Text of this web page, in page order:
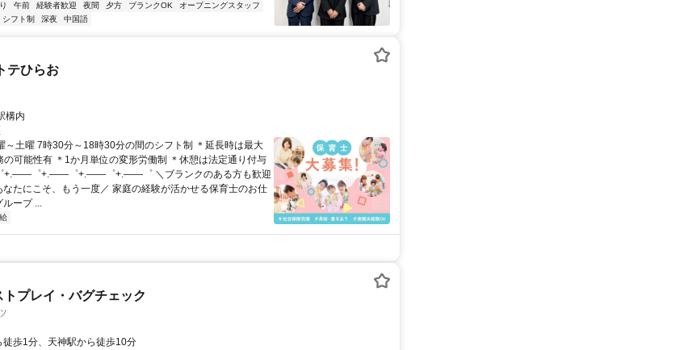
午前 経験者歓迎 夜間 夕方 ブランクOK
オープニングスタッフ
シフト制 深夜 中国語
テひらお
駅構内
～土曜 7時30分～18時30分の間のシフト制 ＊延長時は最大
可能性有 ＊1か月単位の変形労働制 ＊休憩は法定通り付与
+.――゜+.――゜+.――゜+.――゜ ＼ブランクのある方も歓迎
たにこそ、もう一度／ 家庭の経験が活かせる保育士のお仕
ループ ...
プレイ・バグチェック
徒歩1分、天神駅から徒歩10分